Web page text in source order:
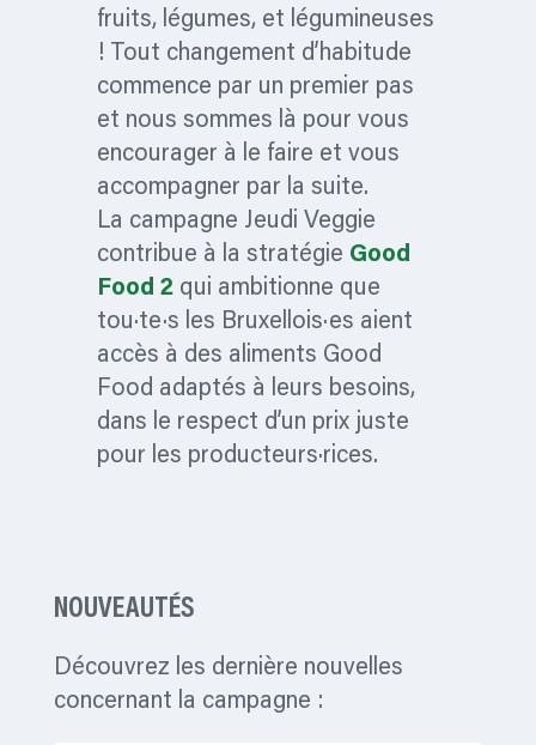
fruits, légumes, et légumineuses
! Tout changement d’habitude
commence par un premier pas
et nous sommes là pour vous
encourager à le faire et vous
accompagner par la suite.
La campagne Jeudi Veggie
contribue à la stratégie Good
Food 2qui ambitionne que
tou·te·s les Bruxellois·es aient
accès à des aliments Good
Food adaptés à leurs besoins,
dans le respect d’un prix juste
pour les producteurs·rices.
NOUVEAUTÉS
Découvrez les dernière nouvelles
concernant la campagne :